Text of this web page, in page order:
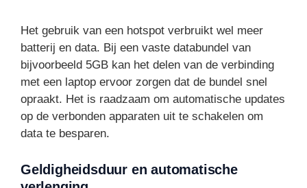
Het gebruik van een hotspot verbruikt wel meer
batterij en data. Bij een vaste databundel van
bijvoorbeeld 5GB kan het delen van de verbinding
met een laptop ervoor zorgen dat de bundel snel
opraakt. Het is raadzaam om automatische updates
op de verbonden apparaten uit te schakelen om
data te besparen.
Geldigheidsduur en automatische